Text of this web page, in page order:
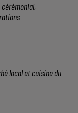
cérémonial,
local et cuisine du